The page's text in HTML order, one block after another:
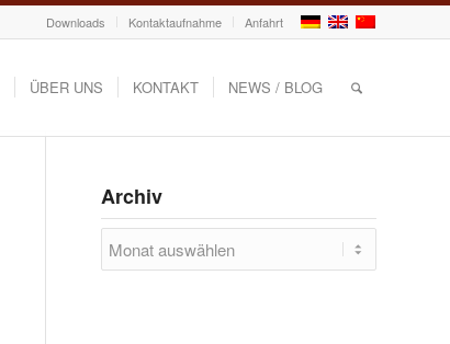
Downloads Kontaktaufnahme Anfahrt
ÜBER UNS KONTAKT NEWS / BLOG
Archiv